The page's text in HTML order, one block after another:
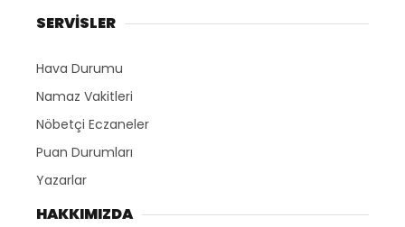
SERVİSLER
Hava Durumu
Namaz Vakitleri
Nöbetçi Eczaneler
Puan Durumları
Yazarlar
HAKKIMIZDA